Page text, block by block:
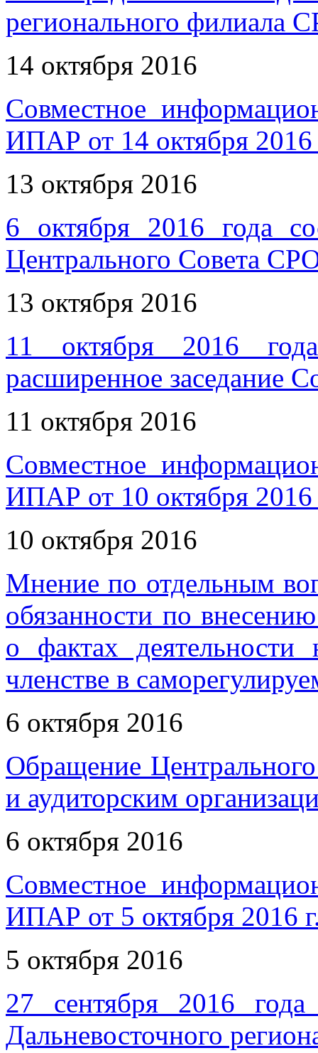
регионального филиала
14 октября 2016
Совместное
ИПАР от 14 октября 2016
13 октября 2016
6 октября 2016 года
Центрального Совета
13 октября 2016
11 октября 2016
расширенное
11 октября 2016
Совместное
ИПАР от 10 октября 2016
10 октября 2016
Мнение по отдельным
обязанности по
о фактах
членстве в
6 октября 2016
Обращение
и аудиторским
6 октября 2016
Совместное
ИПАР от 5 октября 2016
5 октября 2016
27 сентября 2016 года
Дальневосточного